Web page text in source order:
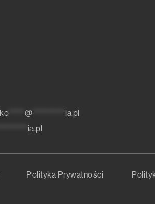
ko***** @
ia.pl
ia.pl
Polityka Prywatności